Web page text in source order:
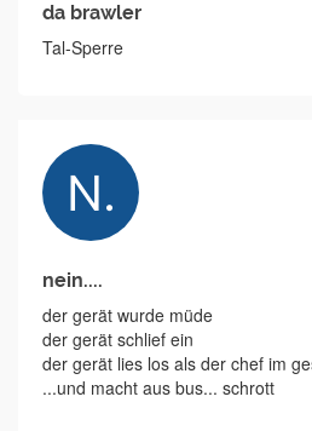
da brawler
Tal-Sperre
nein....
der gerät wurde müde
der gerät schlief ein
der gerät lies los als der chef im
...und macht aus bus... schrott